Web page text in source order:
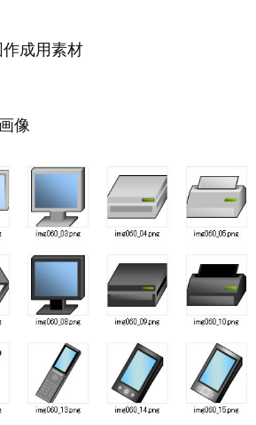
成用素材
像